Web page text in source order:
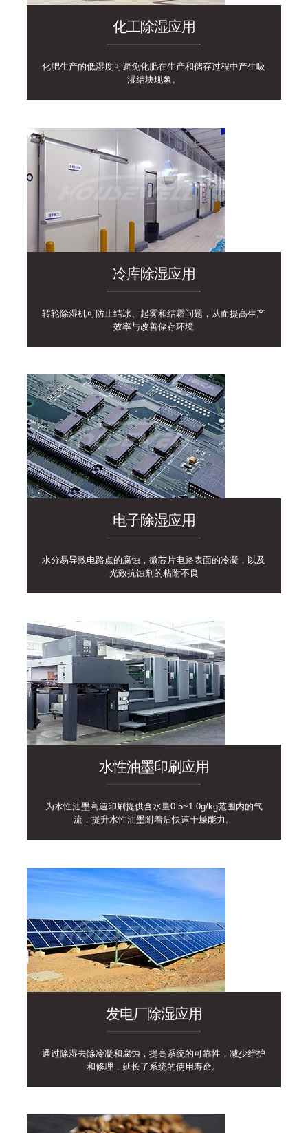
化工除湿应用
化肥生产的低湿度可避免化肥在生产和储存过程中产生吸
湿结块现象。
冷库除湿应用
转轮除湿机可防止结冰、起雾和结霜问题，从而提高生产
效率与改善储存环境
电子除湿应用
水分易导致电路点的腐蚀，微芯片电路表面的冷凝，以及
光致抗蚀剂的粘附不良
水性油墨印刷应用
为水性油墨高速印刷提供含水量0.5~1.0g/kg范围内的气
流，提升水性油墨附着后快速干燥能力。
发电厂除湿应用
通过除湿去除冷凝和腐蚀，提高系统的可靠性，减少维护
和修理，延长了系统的使用寿命。